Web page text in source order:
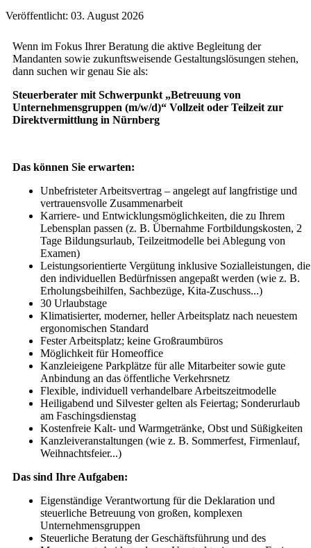
Veröffentlicht: 03. August 2026
Wenn im Fokus Ihrer Beratung die aktive Begleitung der
Mandanten sowie zukunfts­weisende Gestaltungslösungen stehen,
dann suchen wir genau Sie als:
Steuerberater mit Schwerpunkt „Betreuung von
Unternehmensgruppen (m/w/d)“ Vollzeit oder Teilzeit zur
Direktvermittlung in Nürnberg
Das können Sie erwarten:
Unbefristeter Arbeitsvertrag – angelegt auf langfristige und
vertrauensvolle Zusammenarbeit
Karriere- und Entwicklungsmöglichkeiten, die zu Ihrem
Lebensplan passen (z. B. Übernahme Fortbildungskosten, 2
Tage Bildungsurlaub, Teilzeitmodelle bei Ablegung von
Examen)
Leistungsorientierte Vergütung inklusive Sozialleistungen, die
den individuel­len Bedürfnissen angepaßt werden (wie z. B.
Erholungsbeihilfen, Sachbezüge, Kita-Zuschuss...)
30 Urlaubstage
Klimatisierter, moderner, heller Arbeitsplatz nach neuestem
ergonomischen Standard
Fester Arbeitsplatz; keine Großraumbüros
Möglichkeit für Homeoffice
Kanzleieigene Parkplätze für alle Mitarbeiter sowie gute
Anbindung an das öffentliche Verkehrsnetz
Flexible, individuell verhandelbare Arbeitszeitmodelle
Heiligabend und Silvester gelten als Feiertag; Sonderurlaub
am Faschings­dienstag
Kostenfreie Kalt- und Warmgetränke, Obst und Süßigkeiten
Kanzleiveranstaltungen (wie z. B. Sommerfest, Firmenlauf,
Weihnachtsfeier...)
Das sind Ihre Aufgaben:
Eigenständige Verantwortung für die Deklaration und
steuerliche Betreuung von großen, komplexen
Unternehmensgruppen
Steuerliche Beratung der Geschäftsführung und des